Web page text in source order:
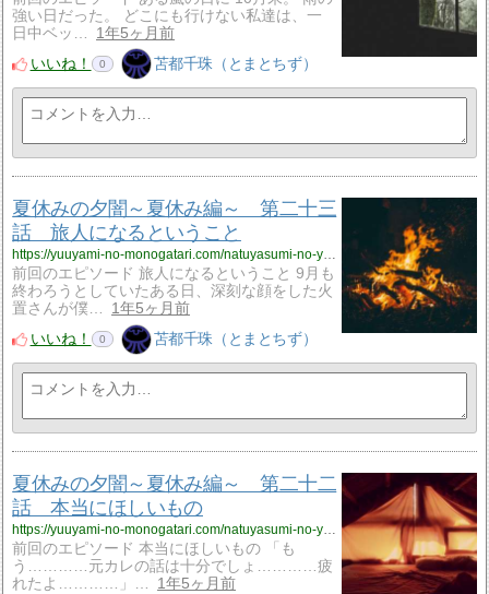
強い日だった。 どこにも行けない私達は、一
日中ベッ…
1年5ヶ月前
いいね！
0 苫都千珠（とまとちず）
夏休みの夕闇～夏休み編～ 第二十三
話 旅人になるということ
前回のエピソード 旅人になるということ 9月も
終わろうとしていたある日、深刻な顔をした火
置さんが僕…
1年5ヶ月前
いいね！
0 苫都千珠（とまとちず）
夏休みの夕闇～夏休み編～ 第二十二
話 本当にほしいもの
https://yuuyami-no-monogatari.com/natuyasumi-no-yuuyami-natuyasumi22/
前回のエピソード 本当にほしいもの 「も
う…………元カレの話は十分でしょ…………疲
れたよ…………」…
1年5ヶ月前